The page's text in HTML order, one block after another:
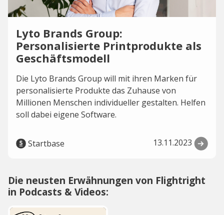
Lyto Brands Group:
Personalisierte Printprodukte als
Geschäftsmodell
Die Lyto Brands Group will mit ihren Marken für
personalisierte Produkte das Zuhause von
Millionen Menschen individueller gestalten. Helfen
soll dabei eigene Software.
Startbase 13.11.2023
Die neusten Erwähnungen von Flightright
in Podcasts & Videos: